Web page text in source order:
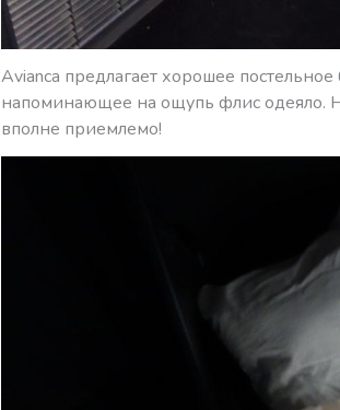
Avianca предлагает хорошее
напоминающее на ощупь флис одеяло.
вполне приемлемо!